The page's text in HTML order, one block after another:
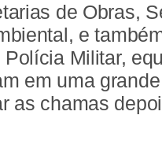
de Obras,
e
Militar,
em uma
as chamas